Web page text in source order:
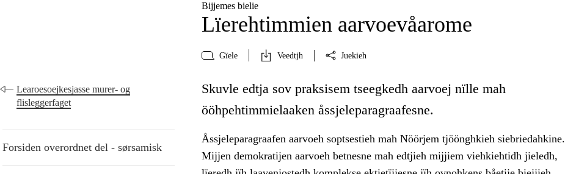
Bijjemes bielie
Lïerehtimmien aarvoevåarome
Gïele Veedtjh Juekieh
Learoesoejkesjasse murer- og
flisleggerfaget
Forsiden overordnet del - sørsamisk
Skuvle edtja sov praksisem tseegkedh aarvoej nïlle mah
ööhpehtimmielaaken åssjeleparagraafesne.
Åssjeleparagraafen aarvoeh soptsestieh mah Nöörjem tjöönghkieh siebriedahkine.
Mijjen demokratijen aarvoeh betnesne mah edtjieh mijjiem viehkiehtidh jieledh,